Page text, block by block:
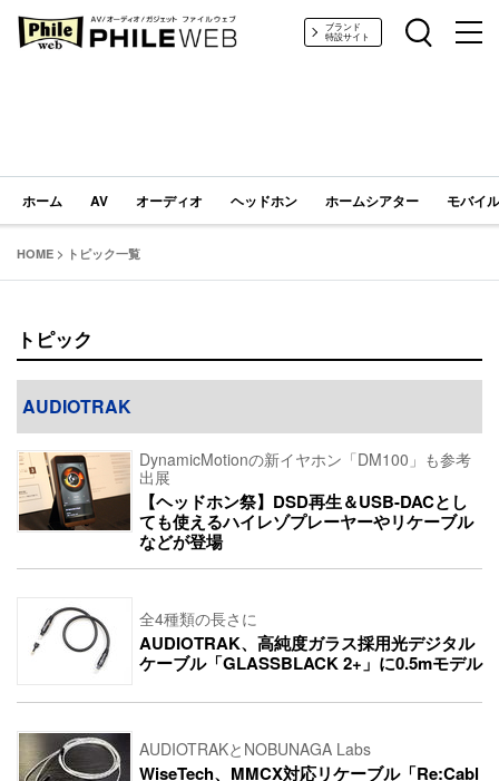
PHILE WEB｜AV/オーディオ/ガジェットブランド
特設サイト
ホーム AV オーディオ ヘッドホン ホームシアター モバイ
HOME > トピック一覧
トピック
AUDIOTRAK
DynamicMotionの新イヤホン「DM100」も参考
出展
【ヘッドホン祭】DSD再生＆USB-DACとし
ても使えるハイレゾプレーヤーやリケーブル
などが登場
全4種類の長さに
AUDIOTRAK、高純度ガラス採用光デジタル
ケーブル「GLASSBLACK 2+」に0.5mモデル
AUDIOTRAKとNOBUNAGA Labs
WiseTech、MMCX対応リケーブル「Re:Cabl